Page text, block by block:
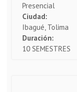
Presencial
Ciudad:
Ibagué, Tolima
Duración:
10 SEMESTRES